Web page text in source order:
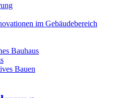
im Gebäudebereich
Bauhaus
Bauen